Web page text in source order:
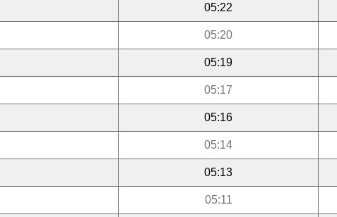
05:22
05:20
05:19
05:17
05:16
05:14
05:13
05:11